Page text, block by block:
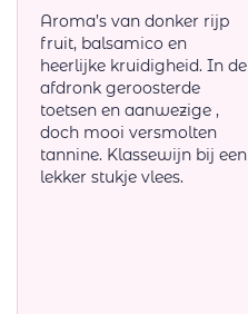
Aroma’s van donker rijp
fruit, balsamico en
heerlijke kruidigheid. In de
afdronk geroosterde
toetsen en aanwezige ,
doch mooi versmolten
tannine. Klassewijn bij een
lekker stukje vlees.